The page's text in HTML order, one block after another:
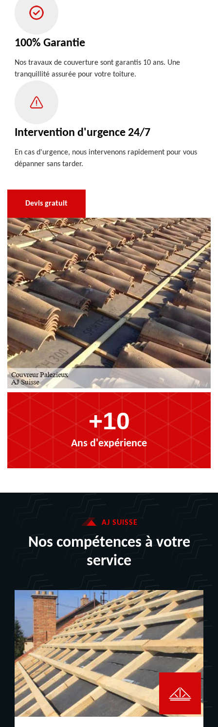
+10
Ans d'expérience
100% Garantie
Nos travaux de couverture sont garantis 10 ans. Une
tranquillité assurée pour votre toiture.
Intervention d'urgence 24/7
En cas d'urgence, nous intervenons rapidement pour vous
dépanner sans tarder.
Devis gratuit
AJ SUISSE
Nos compétences à votre
service